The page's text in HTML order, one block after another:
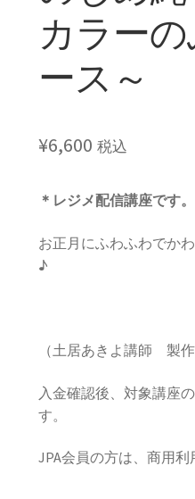
カラー
ース～
¥6,600 税込
＊レジメ配信講座です
お正月にふわふわでか
♪
（土居あきよ講師 製作
入金確認後、対象講座
す。
JPA会員の方は、商用利